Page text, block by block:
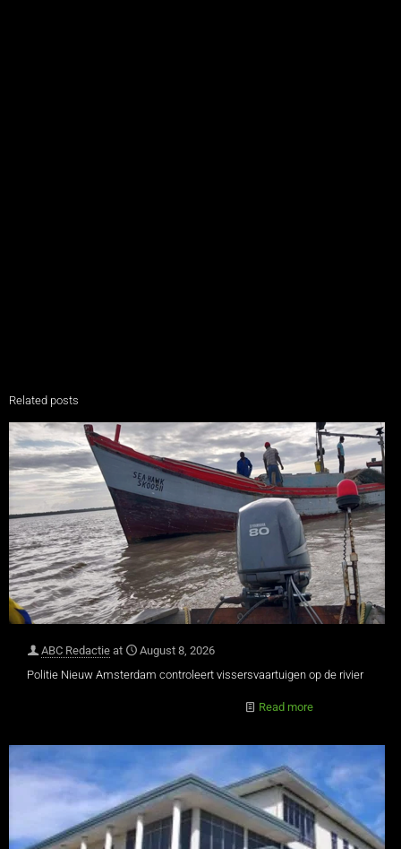
Related posts
ABC Redactie at
August 8, 2026
Politie Nieuw Amsterdam controleert vissersvaartuigen op de rivier
Read more